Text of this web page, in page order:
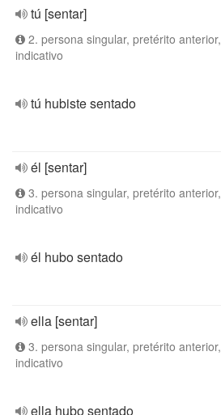
tú [sentar]
2. persona singular, pretérito anterior,
indicativo
tú hubiste sentado
él [sentar]
3. persona singular, pretérito anterior,
indicativo
él hubo sentado
ella [sentar]
3. persona singular, pretérito anterior,
indicativo
ella hubo sentado